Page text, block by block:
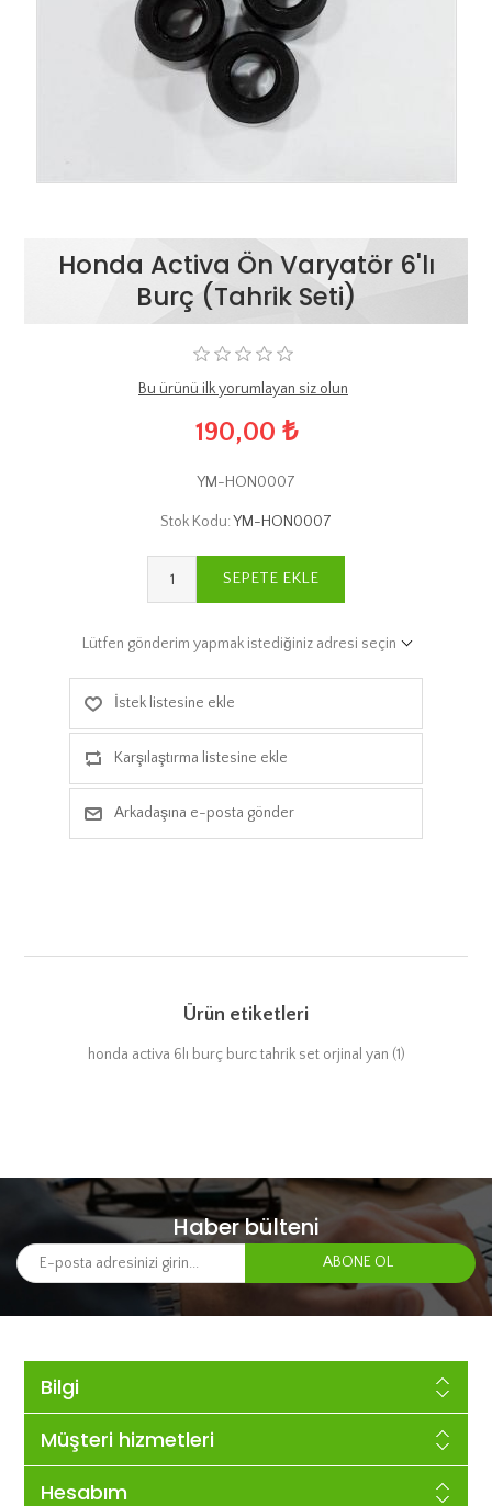
Honda Activa Ön Varyatör 6'lı
Burç (Tahrik Seti)
Bu ürünü ilk yorumlayan siz olun
190,00 ₺
YM-HON0007
Stok Kodu:YM-HON0007
SEPETE EKLE
Lütfen gönderim yapmak istediğiniz adresi seçin
İstek listesine ekle
Karşılaştırma listesine ekle
Arkadaşına e-posta gönder
Ürün etiketleri
honda activa 6lı burç burc tahrik set orjinal yan (1)
Haber bülteni
Bilgi
Müşteri hizmetleri
Hesabım